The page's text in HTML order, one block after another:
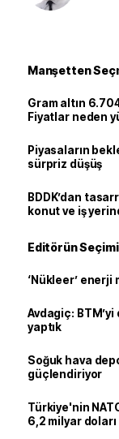
Manşetten
Gram altın
Fiyatlar neden
Piyasaların
sürpriz düşüş
BDDK’dan
konut ve iş
Editörün Seçimi
‘Nükleer’
Avdagiç:
yaptık
Soğuk hava
güçlendiriyor
Türkiye'nin
6,2 milyar doları